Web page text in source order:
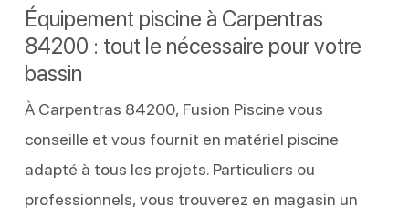
Équipement piscine à Carpentras
84200 : tout le nécessaire pour votre
bassin
À Carpentras 84200, Fusion Piscine vous
conseille et vous fournit en matériel piscine
adapté à tous les projets. Particuliers ou
professionnels, vous trouverez en magasin un